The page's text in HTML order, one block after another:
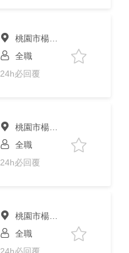
桃園市楊梅區
全職
24h必回覆
桃園市楊梅區
全職
24h必回覆
桃園市楊梅區
全職
24h必回覆